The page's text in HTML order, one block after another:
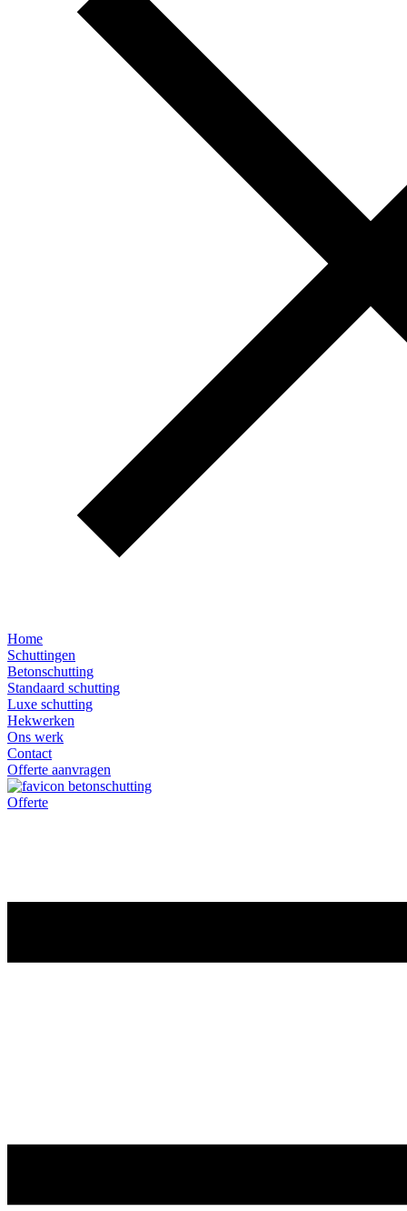
Home
Schuttingen
Betonschutting
Standaard schutting
Luxe schutting
Hekwerken
Ons werk
Contact
Offerte aanvragen
Offerte